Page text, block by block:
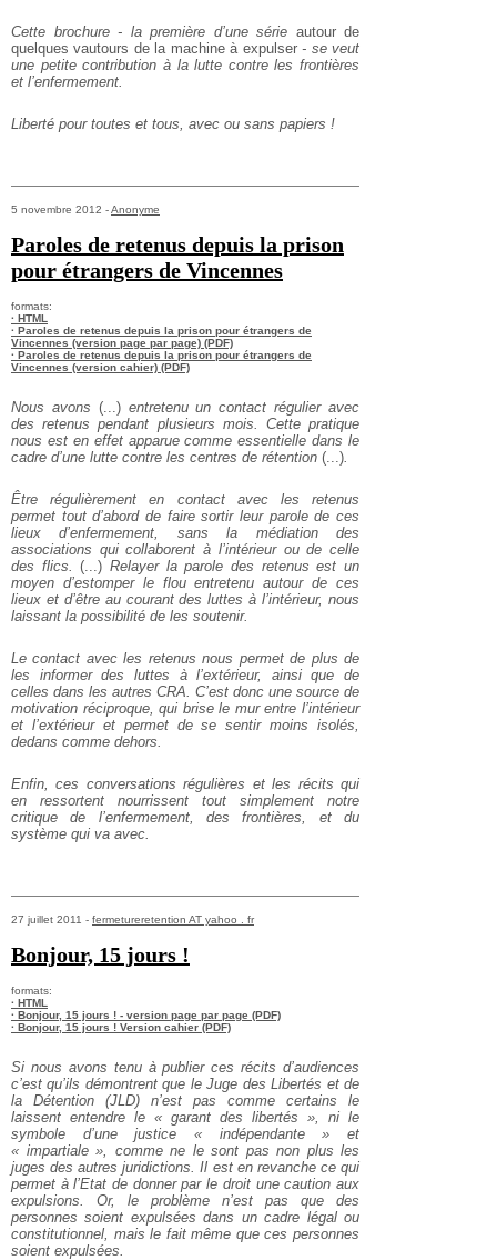
Cette brochure - la première d’une série autour de
quelques vautours de la machine à expulser- se veut
une petite contribution à la lutte contre les frontières
et l’enfermement.
Liberté pour toutes et tous, avec ou sans papiers !
5 novembre 2012 -Anonyme
Paroles de retenus depuis la prison
pour étrangers de Vincennes
formats:
· HTML
· Paroles de retenus depuis la prison pour étrangers de
Vincennes (version page par page) (PDF)
· Paroles de retenus depuis la prison pour étrangers de
Vincennes (version cahier) (PDF)
Nous avons (...) entretenu un contact régulier avec
des retenus pendant plusieurs mois. Cette pratique
nous est en effet apparue comme essentielle dans le
cadre d’une lutte contre les centres de rétention (...).
Être régulièrement en contact avec les retenus
permet tout d’abord de faire sortir leur parole de ces
lieux d’enfermement, sans la médiation des
associations qui collaborent à l’intérieur ou de celle
des flics. (...)Relayer la parole des retenus est un
moyen d’estomper le flou entretenu autour de ces
lieux et d’être au courant des luttes à l’intérieur, nous
laissant la possibilité de les soutenir.
Le contact avec les retenus nous permet de plus de
les informer des luttes à l’extérieur, ainsi que de
celles dans les autres CRA. C’est donc une source de
motivation réciproque, qui brise le mur entre l’intérieur
et l’extérieur et permet de se sentir moins isolés,
dedans comme dehors.
Enfin, ces conversations régulières et les récits qui
en ressortent nourrissent tout simplement notre
critique de l’enfermement, des frontières, et du
système qui va avec.
27 juillet 2011 - fermetureretention AT yahoo . fr
Bonjour, 15 jours !
formats:
· HTML
· Bonjour, 15 jours ! - version page par page (PDF)
· Bonjour, 15 jours ! Version cahier (PDF)
Si nous avons tenu à publier ces récits d’audiences
c’est qu’ils démontrent que le Juge des Libertés et de
la Détention (JLD) n’est pas comme certains le
laissent entendre le « garant des libertés », ni le
symbole d’une justice « indépendante » et
« impartiale », comme ne le sont pas non plus les
juges des autres juridictions. Il est en revanche ce qui
permet à l’Etat de donner par le droit une caution aux
expulsions. Or, le problème n’est pas que des
personnes soient expulsées dans un cadre légal ou
constitutionnel, mais le fait même que ces personnes
soient expulsées.